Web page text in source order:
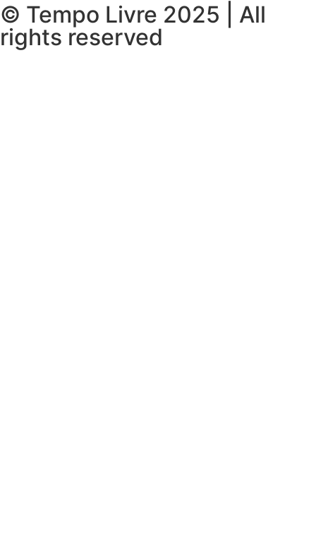
© Tempo Livre 2025 | All
rights reserved